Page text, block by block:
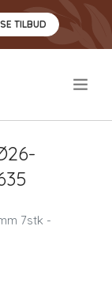
SE TILBUD
7stk -